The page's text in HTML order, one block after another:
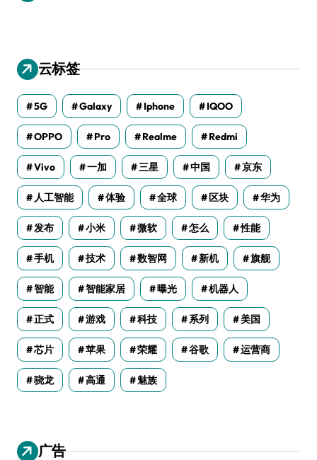
云标签
5G Galaxy Iphone IQOO
OPPO Pro Realme Redmi
Vivo 一加 三星 中国 京东
人工智能 体验 全球 区块 华为
发布 小米 微软 怎么 性能
手机 技术 数智网 新机 旗舰
智能 智能家居 曝光 机器人
正式 游戏 科技 系列 美国
芯片 苹果 荣耀 谷歌 运营商
骁龙 高通 魅族
广告